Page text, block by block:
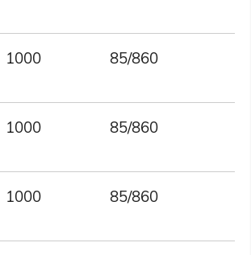
1000 85/860
1000 85/860
1000 85/860